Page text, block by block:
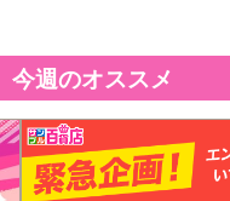
今週のオススメ